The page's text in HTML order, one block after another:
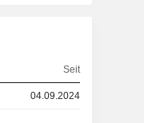
Seit
04.09.2024